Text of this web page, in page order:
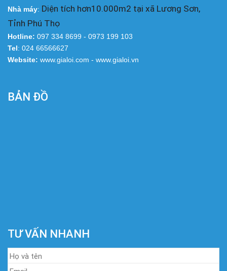
Nhà máy: Diện tích hơn10.000m2 tại xã Lương Sơn,
Tỉnh Phú Thọ
Hotline: 097 334 8699 - 0973 199 103
Tel: 024 66566627
Website: www.gialoi.com - www.gialoi.vn
BẢN ĐỒ
TƯ VẤN NHANH